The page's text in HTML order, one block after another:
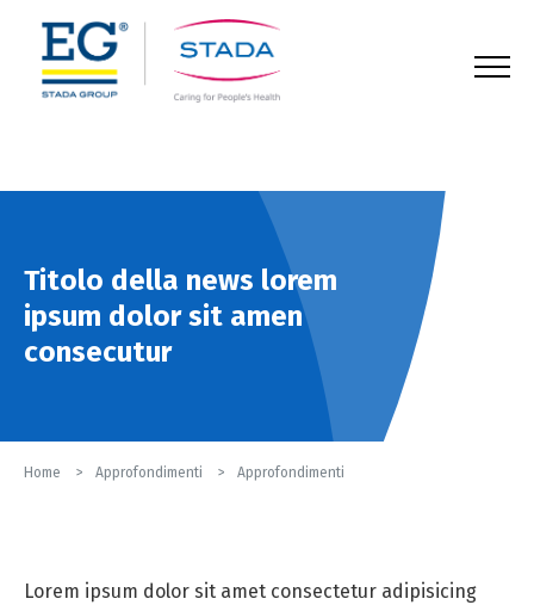
Titolo della news lorem
ipsum dolor sit amen
consecutur
Home Approfondimenti Approfondimenti
Lorem ipsum dolor sit amet consectetur adipisicing